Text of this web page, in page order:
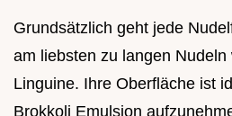
Grundsätzlich geht jede
am liebsten zu langen
Linguine. Ihre Oberfläche ist
Brokkoli Emulsion